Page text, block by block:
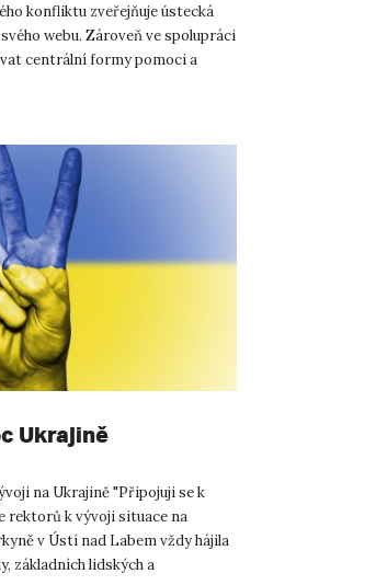
konfliktu zveřejňuje ústecká
webu. Zároveň ve spolupráci
centrální formy pomoci a
Ukrajině
na Ukrajině "Připojuji se k
rektorů k vývoji situace na
v Ústí nad Labem vždy hájila
základních lidských a